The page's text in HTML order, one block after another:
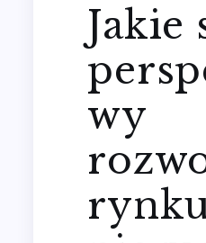
Jakie
wy